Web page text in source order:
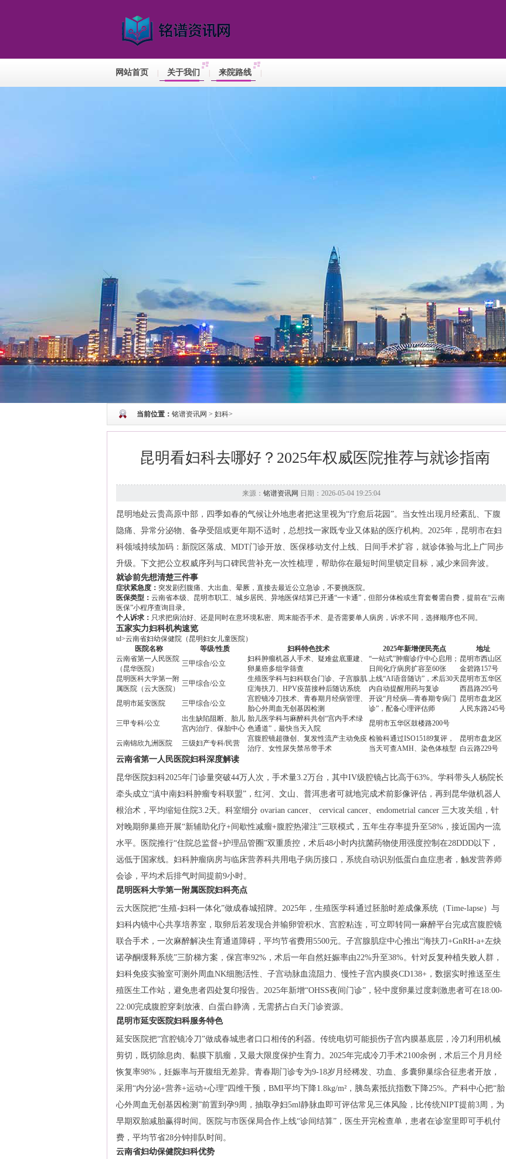
网站首页 关于我们 来院路线
当前位置： 铭谱资讯网 > 妇科>
昆明看妇科去哪好？2025年权威医院推荐与就诊指南
来源： 铭谱资讯网 日期：2026-05-04 19:25:04
昆明地处云贵高原中部，四季如春的气候让外地患者把这里视为“疗愈后花园”。当女性出现月经紊乱、下腹
隐痛、异常分泌物、备孕受阻或更年期不适时，总想找一家既专业又体贴的医疗机构。2025年，昆明市在妇
科领域持续加码：新院区落成、MDT门诊开放、医保移动支付上线、日间手术扩容，就诊体验与北上广同步
升级。下文把公立权威序列与口碑民营补充一次性梳理，帮助你在最短时间里锁定目标，减少来回奔波。
就诊前先想清楚三件事
症状紧急度： 突发剧烈腹痛、大出血、晕厥，直接去最近公立急诊，不要挑医院。
医保类型： 云南省本级、昆明市职工、城乡居民、异地医保结算已开通“一卡通”，但部分体检或生育套餐需自费，提前在“云南
医保”小程序查询目录。
个人诉求： 只求把病治好、还是同时在意环境私密、周末能否手术、是否需要单人病房，诉求不同，选择顺序也不同。
五家实力妇科机构速览
td>云南省妇幼保健院（昆明妇女儿童医院）
医院名称
等级/性质 妇科特色技术 2025年新增便民亮点
地址
云南省第一人民医院
（昆华医院）
三甲综合/公立
妇科肿瘤机器人手术、疑难盆底重建、
卵巢癌多组学筛查
“一站式”肿瘤诊疗中心启用；
日间化疗病房扩容至60张
昆明市西山区
金碧路157号
昆明医科大学第一附
属医院（云大医院）
三甲综合/公立
生殖医学科与妇科联合门诊、子宫腺肌
症海扶刀、HPV疫苗接种后随访系统
上线“AI语音随访”，术后30天
内自动提醒用药与复诊
昆明市五华区
西昌路295号
昆明市延安医院
三甲综合/公立
宫腔镜冷刀技术、青春期月经病管理、
胎心外周血无创基因检测
开设“月经病—青春期专病门
诊”，配备心理评估师
昆明市盘龙区
人民东路245号
三甲专科/公立
出生缺陷阻断、胎儿
宫内治疗、保胎中心
胎儿医学科与麻醉科共创“宫内手术绿
色通道”，最快当天入院
昆明市五华区鼓楼路200号
云南锦欣九洲医院 三级妇产专科/民营
宫腹腔镜超微创、复发性流产主动免疫
治疗、女性尿失禁吊带手术
检验科通过ISO15189复评，
当天可查AMH、染色体核型
昆明市盘龙区
白云路229号
云南省第一人民医院妇科深度解读
昆华医院妇科2025年门诊量突破44万人次，手术量3.2万台，其中IV级腔镜占比高于63%。学科带头人杨院长
牵头成立“滇中南妇科肿瘤专科联盟”，红河、文山、普洱患者可就地完成术前影像评估，再到昆华做机器人
根治术，平均缩短住院3.2天。科室细分 ovarian cancer、 cervical cancer、endometrial cancer 三大攻关组，针
对晚期卵巢癌开展“新辅助化疗+间歇性减瘤+腹腔热灌注”三联模式，五年生存率提升至58%，接近国内一流
水平。医院推行“住院总监督+护理品管圈”双重质控，术后48小时内抗菌药物使用强度控制在28DDD以下，
远低于国家线。妇科肿瘤病房与临床营养科共用电子病历接口，系统自动识别低蛋白血症患者，触发营养师
会诊，平均术后排气时间提前9小时。
昆明医科大学第一附属医院妇科亮点
云大医院把“生殖-妇科一体化”做成春城招牌。2025年，生殖医学科通过胚胎时差成像系统（Time-lapse）与
妇科内镜中心共享培养室，取卵后若发现合并输卵管积水、宫腔粘连，可立即转同一麻醉平台完成宫腹腔镜
联合手术，一次麻醉解决生育通道障碍，平均节省费用5500元。子宫腺肌症中心推出“海扶刀+GnRH-a+左炔
诺孕酮缓释系统”三阶梯方案，保宫率92%，术后一年自然妊娠率由22%升至38%。针对反复种植失败人群，
妇科免疫实验室可测外周血NK细胞活性、子宫动脉血流阻力、慢性子宫内膜炎CD138+，数据实时推送至生
殖医生工作站，避免患者四处复印报告。2025年新增“OHSS夜间门诊”，轻中度卵巢过度刺激患者可在18:00-
22:00完成腹腔穿刺放液、白蛋白静滴，无需挤占白天门诊资源。
昆明市延安医院妇科服务特色
延安医院把“宫腔镜冷刀”做成春城患者口口相传的利器。传统电切可能损伤子宫内膜基底层，冷刀利用机械
剪切，既切除息肉、黏膜下肌瘤，又最大限度保护生育力。2025年完成冷刀手术2100余例，术后三个月月经
恢复率98%，妊娠率与开腹组无差异。青春期门诊专为9-18岁月经稀发、功血、多囊卵巢综合征患者开放，
采用“内分泌+营养+运动+心理”四维干预，BMI平均下降1.8kg/m²，胰岛素抵抗指数下降25%。产科中心把“胎
心外周血无创基因检测”前置到孕9周，抽取孕妇5ml静脉血即可评估常见三体风险，比传统NIPT提前3周，为
早期双胎减胎赢得时间。医院与市医保局合作上线“诊间结算”，医生开完检查单，患者在诊室里即可手机付
费，平均节省28分钟排队时间。
云南省妇幼保健院妇科优势